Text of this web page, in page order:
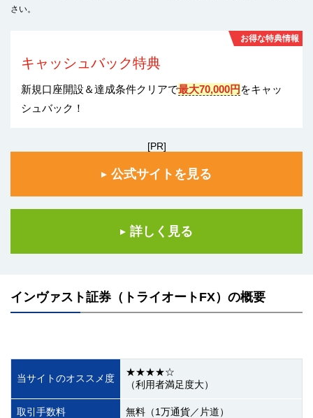
さい。
お得な特典情報
キャッシュバック特典
新規口座開設＆達成条件クリアで最大70,000円 をキャッ
シュバック！
[PR]
公式サイトを見る
詳しく見る
インヴァスト証券（トライオートFX）の概要
当サイトのオススメ度
★★★★☆
（利用者満足度大）
取引手数料 無料（1万通貨／片道）